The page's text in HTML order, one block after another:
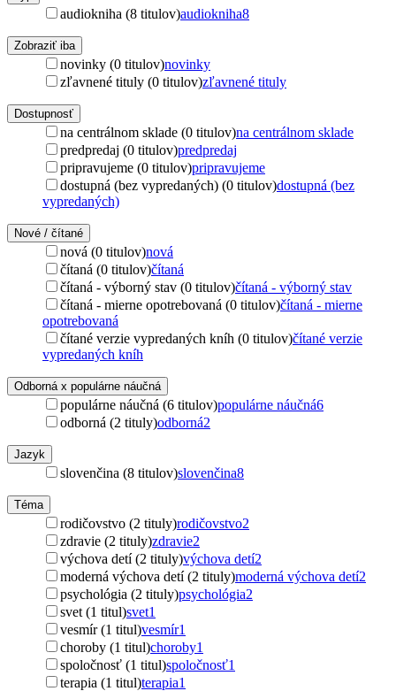
audiokniha (8 titulov)audiokniha8
Zobraziť iba
novinky (0 titulov)novinky
zľavnené tituly (0 titulov)zľavnené tituly
Dostupnosť
na centrálnom sklade (0 titulov)na centrálnom sklade
predpredaj (0 titulov)predpredaj
pripravujeme (0 titulov)pripravujeme
dostupná (bez vypredaných) (0 titulov)dostupná (bez
vypredaných)
Nové / čítané
nová (0 titulov)nová
čítaná (0 titulov)čítaná
čítaná - výborný stav (0 titulov)čítaná - výborný stav
čítaná - mierne opotrebovaná (0 titulov)čítaná - mierne
opotrebovaná
čítané verzie vypredaných kníh (0 titulov)čítané verzie
vypredaných kníh
Odborná x populárne náučná
populárne náučná (6 titulov)populárne náučná6
odborná (2 tituly)odborná2
Jazyk
slovenčina (8 titulov)slovenčina8
Téma
rodičovstvo (2 tituly)rodičovstvo2
zdravie (2 tituly)zdravie2
výchova detí (2 tituly)výchova detí2
moderná výchova detí (2 tituly)moderná výchova detí2
psychológia (2 tituly)psychológia2
svet (1 titul)svet1
vesmír (1 titul)vesmír1
choroby (1 titul)choroby1
spoločnosť (1 titul)spoločnosť1
terapia (1 titul)terapia1